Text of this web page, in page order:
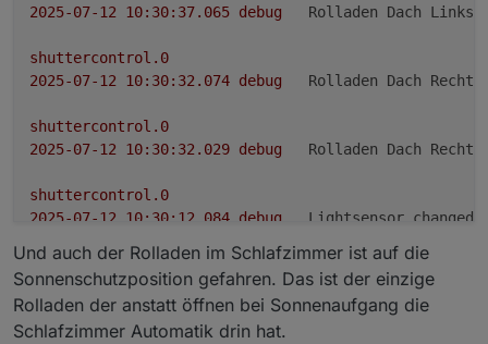
debug Rolladen Dach
shuttercontrol.0
debug Rolladen Dach
shuttercontrol.0
debug Rolladen Dach
shuttercontrol.0
debug Lightsensor changed:
shuttercontrol.0
2025-07-12 10:30:00.019 debug outsidetemperature
Und auch der Rolladen im Schlafzimmer ist auf die
Sonnenschutzposition gefahren. Das ist der einzige
Rolladen der anstatt öffnen bei Sonnenaufgang die
Schlafzimmer Automatik drin hat.